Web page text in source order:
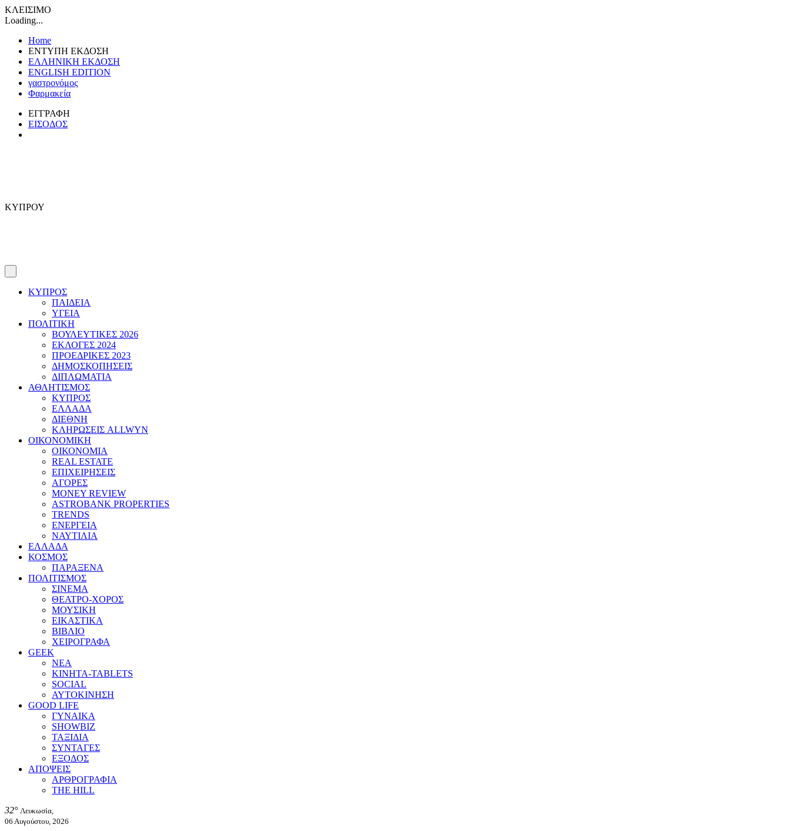
ΚΛΕΙΣΙΜΟ
Loading...
Home
ΕΝΤΥΠΗ ΕΚΔΟΣΗ
ΕΛΛΗΝΙΚΗ ΕΚΔΟΣΗ
ENGLISH EDITION
γαστρονόμος
Φαρμακεία
ΕΓΓΡΑΦΗ
ΕΙΣΟΔΟΣ
ΚΥΠΡΟΥ
ΚΥΠΡΟΣ
ΠΑΙΔΕΙΑ
ΥΓΕΙΑ
ΠΟΛΙΤΙΚΗ
ΒΟΥΛΕΥΤΙΚΕΣ 2026
ΕΚΛΟΓΕΣ 2024
ΠΡΟΕΔΡΙΚΕΣ 2023
ΔΗΜΟΣΚΟΠΗΣΕΙΣ
ΔΙΠΛΩΜΑΤΙΑ
ΑΘΛΗΤΙΣΜΟΣ
ΚΥΠΡΟΣ
ΕΛΛΑΔΑ
ΔΙΕΘΝΗ
ΚΛΗΡΩΣΕΙΣ ALLWYN
ΟΙΚΟΝΟΜΙΚΗ
ΟΙΚΟΝΟΜΙΑ
REAL ESTATE
ΕΠΙΧΕΙΡΗΣΕΙΣ
ΑΓΟΡΕΣ
MONEY REVIEW
ASTROBANK PROPERTIES
TRENDS
ΕΝΕΡΓΕΙΑ
ΝΑΥΤΙΛΙΑ
ΕΛΛΑΔΑ
ΚΟΣΜΟΣ
ΠΑΡΑΞΕΝΑ
ΠΟΛΙΤΙΣΜΟΣ
ΣΙΝΕΜΑ
ΘΕΑΤΡΟ-ΧΟΡΟΣ
ΜΟΥΣΙΚΗ
ΕΙΚΑΣΤΙΚΑ
ΒΙΒΛΙΟ
ΧΕΙΡΟΓΡΑΦΑ
GEEK
ΝΕΑ
ΚΙΝΗΤΑ-TABLETS
SOCIAL
ΑΥΤΟΚΙΝΗΣΗ
GOOD LIFE
ΓΥΝΑΙΚΑ
SHOWBIZ
ΤΑΞΙΔΙΑ
ΣΥΝΤΑΓΕΣ
ΕΞΟΔΟΣ
ΑΠΟΨΕΙΣ
ΑΡΘΡΟΓΡΑΦΙΑ
THE HILL
32° Λευκωσία,
06 Αυγούστου, 2026